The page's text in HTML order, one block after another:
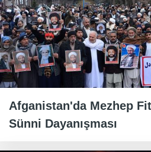
Afganistan'da Mezhep
Sünni Dayanışması